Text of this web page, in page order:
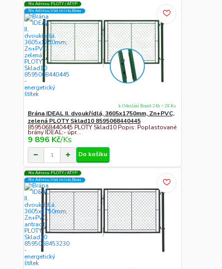
Na Adresu PLOTY / ATYP
Na Adresu,Výd.místo,Boxu
Brána IDEAL II. dvoukřídlá, 3605x1750mm, Zn+PVC,
zelená PLOTY Sklad10 8595068440445
8595068440445 PLOTY Sklad10 Popis: Poplastované
brány IDEAL:- úpr...
9 896 Kč/Ks
k Odeslání Ihned-24h > 20 Ks
Do košíku
Na Adresu PLOTY / ATYP
Na Adresu,Výd.místo,Boxu